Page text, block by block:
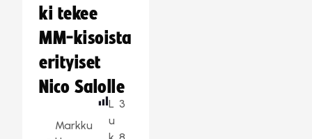
ki tekee
MM-kisoista
erityiset
Nico Salolle
Markku
L
u
3